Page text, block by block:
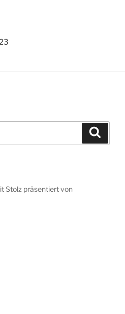
Stolz präsentiert von